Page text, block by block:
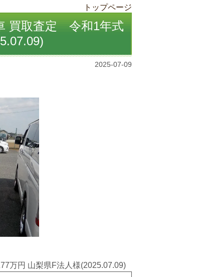
トップページ
買取査定 令和1年式
2025-07-09
万円 山梨県F法人様(2025.07.09)